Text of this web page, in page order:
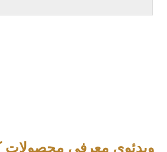
ویدئوی معرفی محصولات